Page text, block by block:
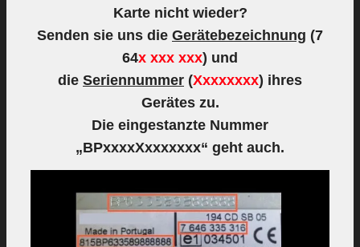
Karte nicht wieder?
Senden sie uns die Gerätebezeichnung (7
64x xxx xxx) und
die Seriennummer (Xxxxxxxx) ihres
Gerätes zu.
Die eingestanzte Nummer
„BPxxxxXxxxxxxx“ geht auch.